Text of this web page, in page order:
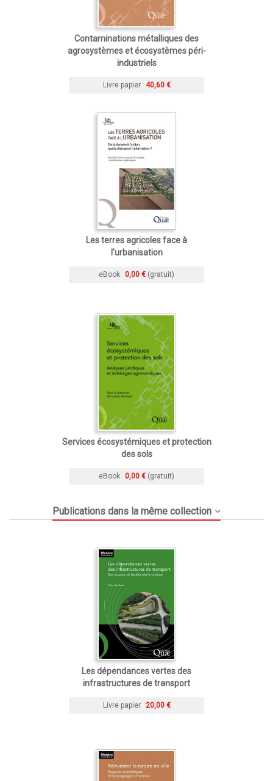
Contaminations métalliques des
agrosystèmes et écosystèmes péri-
industriels
Livre papier 40,60 €
Les terres agricoles face à
l’urbanisation
eBook 0,00 € (gratuit)
Services écosystémiques et protection
des sols
eBook 0,00 € (gratuit)
Publications dans la même collection
Les dépendances vertes des
infrastructures de transport
Livre papier 20,00 €